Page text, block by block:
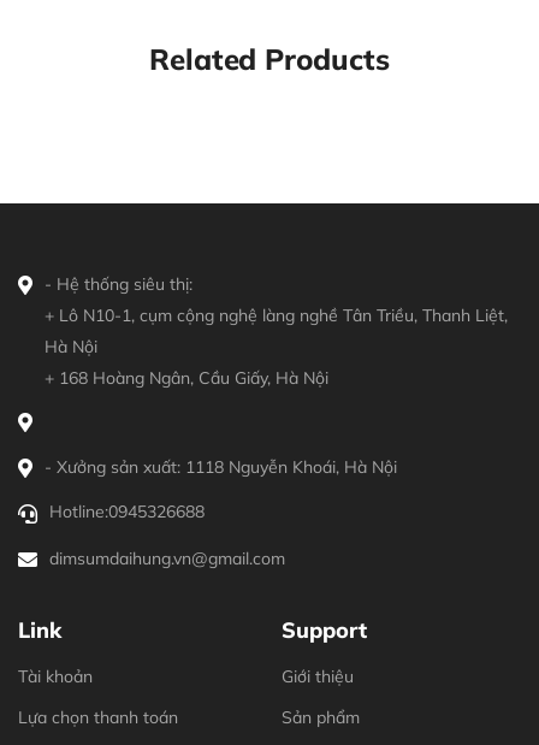
Related Products
- Hệ thống siêu thị:
+ Lô N10-1, cụm cộng nghệ làng nghề Tân Triều, Thanh Liệt,
Hà Nội
+ 168 Hoàng Ngân, Cầu Giấy, Hà Nội
- Xưởng sản xuất: 1118 Nguyễn Khoái, Hà Nội
Hotline:0945326688
dimsumdaihung.vn@gmail.com
Link
Tài khoản
Lựa chọn thanh toán
Support
Giới thiệu
Sản phẩm